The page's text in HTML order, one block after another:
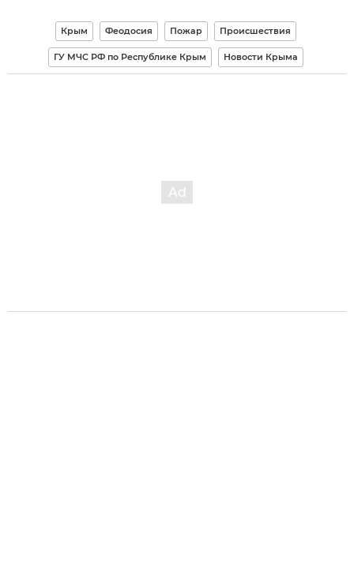
Крым Феодосия Пожар Происшествия
ГУ МЧС РФ по Республике Крым Новости Крыма